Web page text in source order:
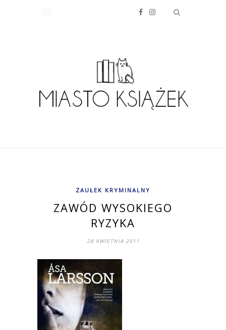
ZAUŁEK KRYMINALNY
ZAWÓD WYSOKIEGO
RYZYKA
28 KWIETNIA 2011